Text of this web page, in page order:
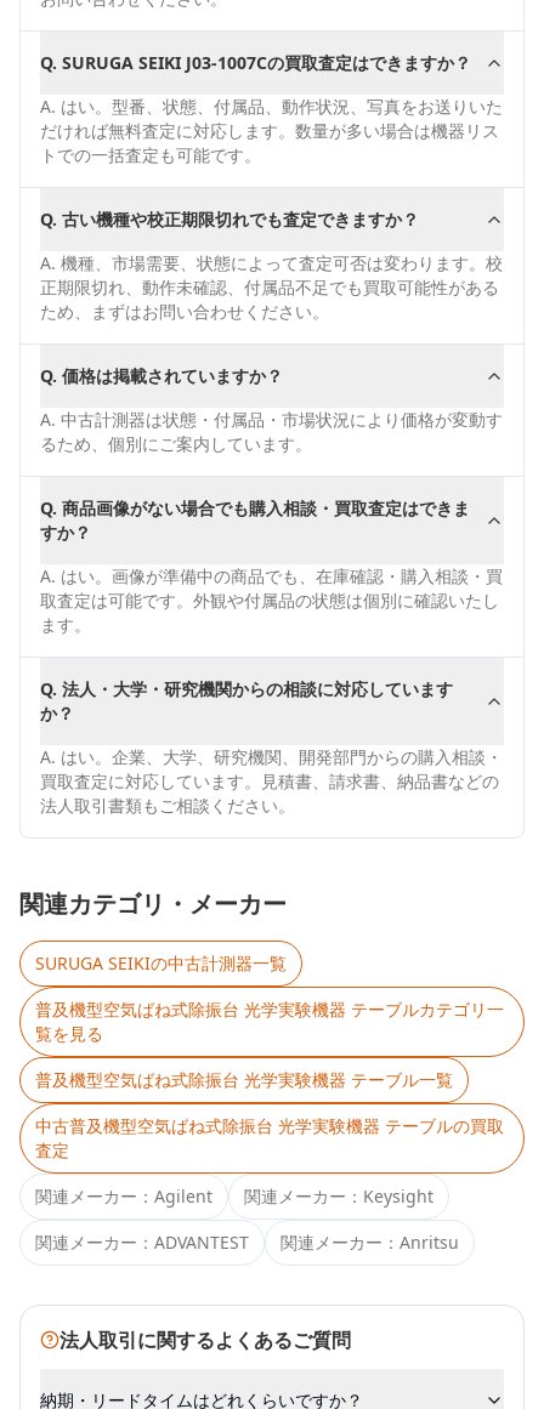
Q. SURUGA SEIKI J03-1007Cの買取査定はできますか？
A. はい。型番、状態、付属品、動作状況、写真をお送りいた
だければ無料査定に対応します。数量が多い場合は機器リス
トでの一括査定も可能です。
Q. 古い機種や校正期限切れでも査定できますか？
A. 機種、市場需要、状態によって査定可否は変わります。校
正期限切れ、動作未確認、付属品不足でも買取可能性がある
ため、まずはお問い合わせください。
Q. 価格は掲載されていますか？
A. 中古計測器は状態・付属品・市場状況により価格が変動す
るため、個別にご案内しています。
Q. 商品画像がない場合でも購入相談・買取査定はできま
すか？
A. はい。画像が準備中の商品でも、在庫確認・購入相談・買
取査定は可能です。外観や付属品の状態は個別に確認いたし
ます。
Q. 法人・大学・研究機関からの相談に対応しています
か？
A. はい。企業、大学、研究機関、開発部門からの購入相談・
買取査定に対応しています。見積書、請求書、納品書などの
法人取引書類もご相談ください。
関連カテゴリ・メーカー
SURUGA SEIKIの中古計測器一覧
普及機型空気ばね式除振台 光学実験機器 テーブルカテゴリ一
覧を見る
普及機型空気ばね式除振台 光学実験機器 テーブル一覧
中古普及機型空気ばね式除振台 光学実験機器 テーブルの買取
査定
関連メーカー： Agilent 関連メーカー： Keysight
関連メーカー： ADVANTEST 関連メーカー： Anritsu
法人取引に関するよくあるご質問
納期・リードタイムはどれくらいですか？